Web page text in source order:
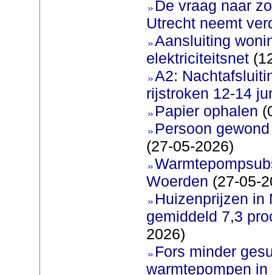
De vraag naar
Utrecht neemt
Aansluiting
elektriciteitsnet
A2:
rijstroken 12-14
Papier ophalen
Persoon
(27-05-2026)
Woerden (27-05-
Huizenprijzen in
gemiddeld 7,3
2026)
Fors minder
warmtepompen in